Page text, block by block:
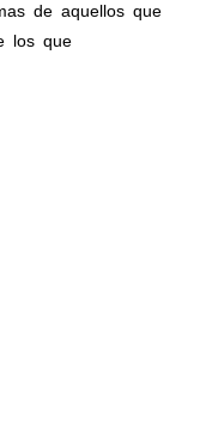
de aquellos que
los que